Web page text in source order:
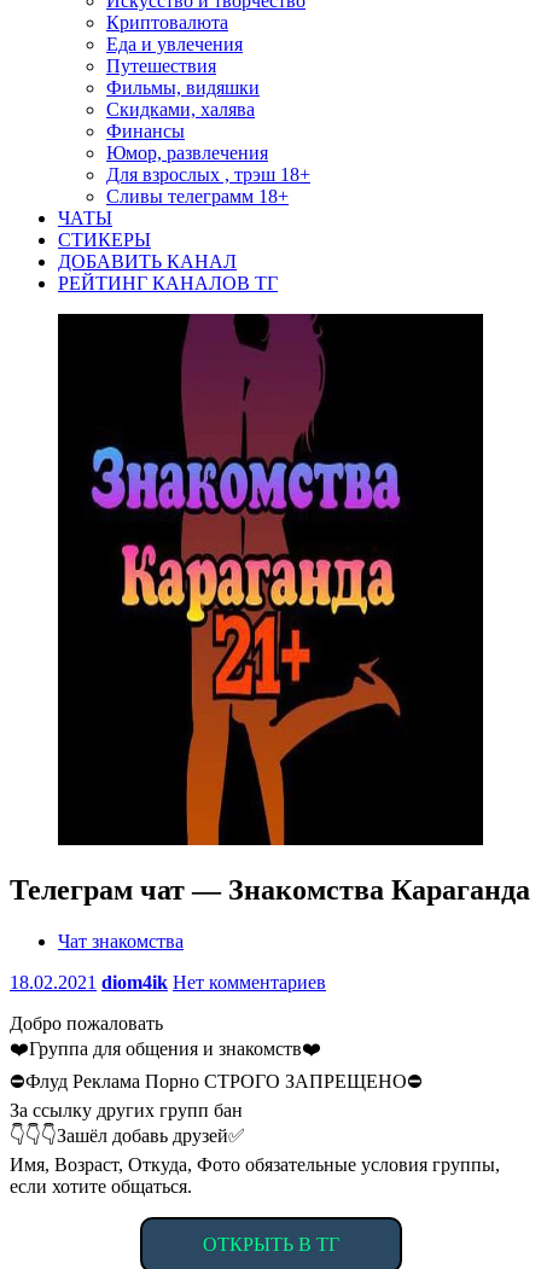
Криптовалюта
Еда и увлечения
Путешествия
Фильмы, видяшки
Скидками, халява
Финансы
Юмор, развлечения
Для взрослых , трэш 18+
Сливы телеграмм 18+
ЧАТЫ
СТИКЕРЫ
ДОБАВИТЬ КАНАЛ
РЕЙТИНГ КАНАЛОВ ТГ
Телеграм чат — Знакомства Караганда
Чат знакомства
18.02.2021 diom4ik Нет комментариев
Добро пожаловать
❤️Группа для общения и знакомств❤️
⛔️Флуд Реклама Порно СТРОГО ЗАПРЕЩЕНО⛔️
За ссылку других групп бан
👇👇👇Зашёл добавь друзей✅
Имя, Возраст, Откуда, Фото обязательные условия группы,
если хотите общаться.
ОТКРЫТЬ В ТГ